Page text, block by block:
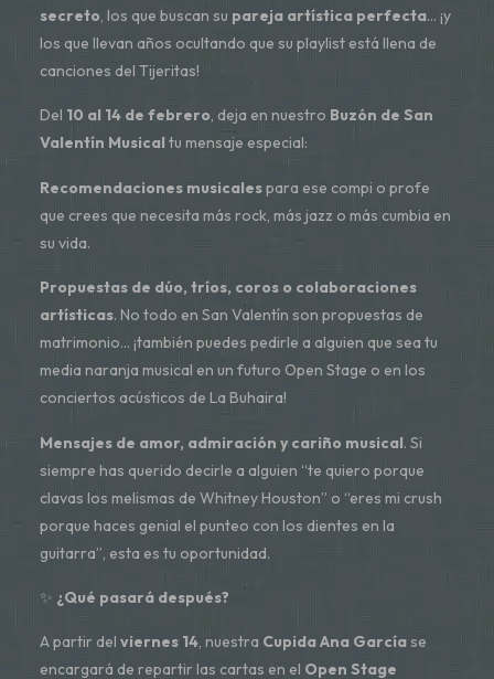
secreto, los que buscan su pareja artística perfecta… ¡y
los que llevan años ocultando que su playlist está llena de
canciones del Tijeritas!
Del 10 al 14 de febrero, deja en nuestro Buzón de San
Valentín Musical tu mensaje especial:
Recomendaciones musicalespara ese compi o profe
que crees que necesita más rock, más jazz o más cumbia en
su vida.
Propuestas de dúo, tríos, coros o colaboraciones
artísticas. No todo en San Valentín son propuestas de
matrimonio… ¡también puedes pedirle a alguien que sea tu
media naranja musical en un futuro Open Stage o en los
conciertos acústicos de La Buhaira!
Mensajes de amor, admiración y cariño musical. Si
siempre has querido decirle a alguien “te quiero porque
clavas los melismas de Whitney Houston” o “eres mi crush
porque haces genial el punteo con los dientes en la
guitarra”, esta es tu oportunidad.
✨ ¿Qué pasará después?
A partir del viernes 14, nuestra Cupida Ana Garcíase
encargará de repartir las cartas en el Open Stage